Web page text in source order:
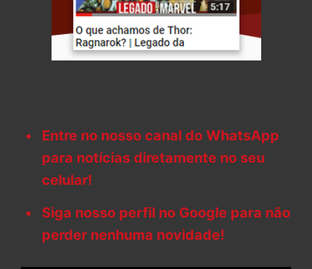
Entre no nosso canal do WhatsApp
para notícias diretamente no seu
celular!
Siga nosso perfil no Google para não
perder nenhuma novidade!